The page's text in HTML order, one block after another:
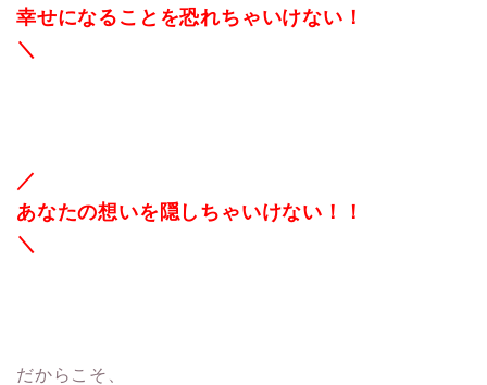
幸せになることを恐れちゃいけない！
＼
／
あなたの想いを隠しちゃいけない！！
＼
だからこそ、